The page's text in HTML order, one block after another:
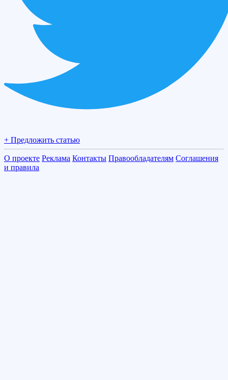
+ Предложить статью
О проекте Реклама Контакты Правообладателям Соглашения
и правила